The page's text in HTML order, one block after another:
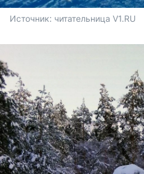
Источник: читательница V1.RU